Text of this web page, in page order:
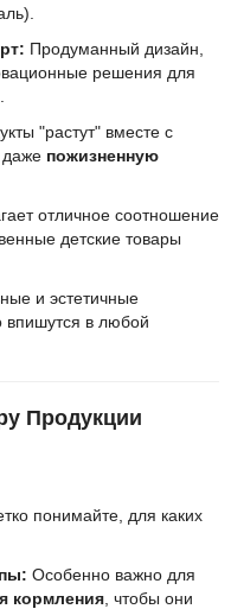
Продуманный дизайн,
решения для
"растут" вместе с
пожизненную
отличное соотношение
детские товары
и эстетичные
впишутся в любой
Продукции
понимайте, для каких
Особенно важно для
кормления , чтобы они